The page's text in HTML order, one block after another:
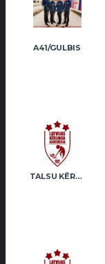
A41/GULBIS
TALSU KĒRLINGA KLUBS / VEIDEMANIS